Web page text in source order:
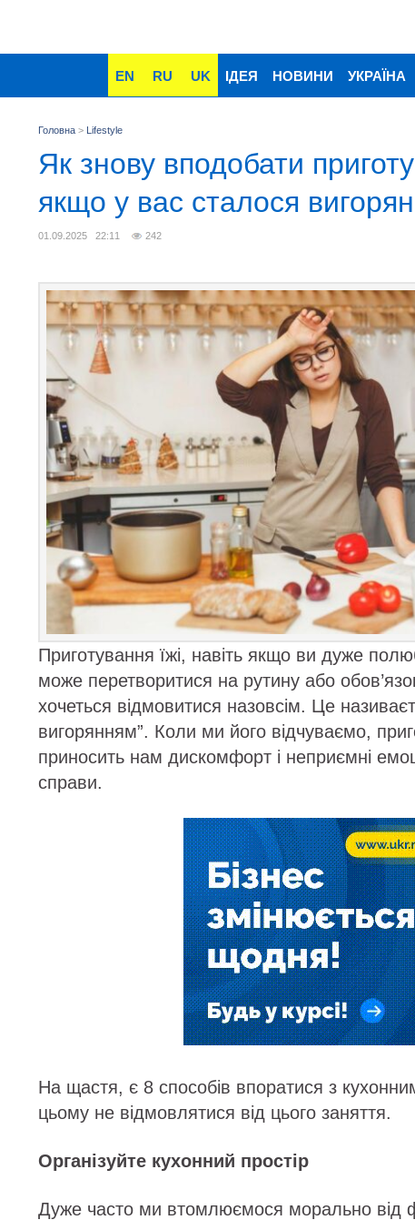
EN RU UK ІДЕЯ НОВИНИ УКРАЇНА
Головна > Lifestyle
Як знову вподобати
якщо у вас сталося
01.09.2025 22:11 242
Приготування їжі, навіть якщо ви дуже
може перетворитися на рутину або
хочеться відмовитися назовсім. Це
вигорянням”. Коли ми його відчуваємо,
приносить нам дискомфорт і неприємні
справи.
На щастя, є 8 способів впоратися з
цьому не відмовлятися від цього заняття.
Організуйте кухонний простір
Дуже часто ми втомлюємося морально від